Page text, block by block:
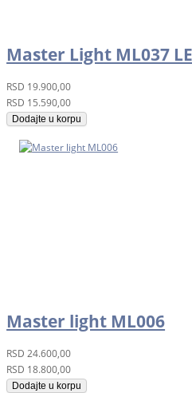
Master Light ML037
RSD 19.900,00
RSD 15.590,00
Dodajte u korpu
Master light ML006
RSD 24.600,00
RSD 18.800,00
Dodajte u korpu